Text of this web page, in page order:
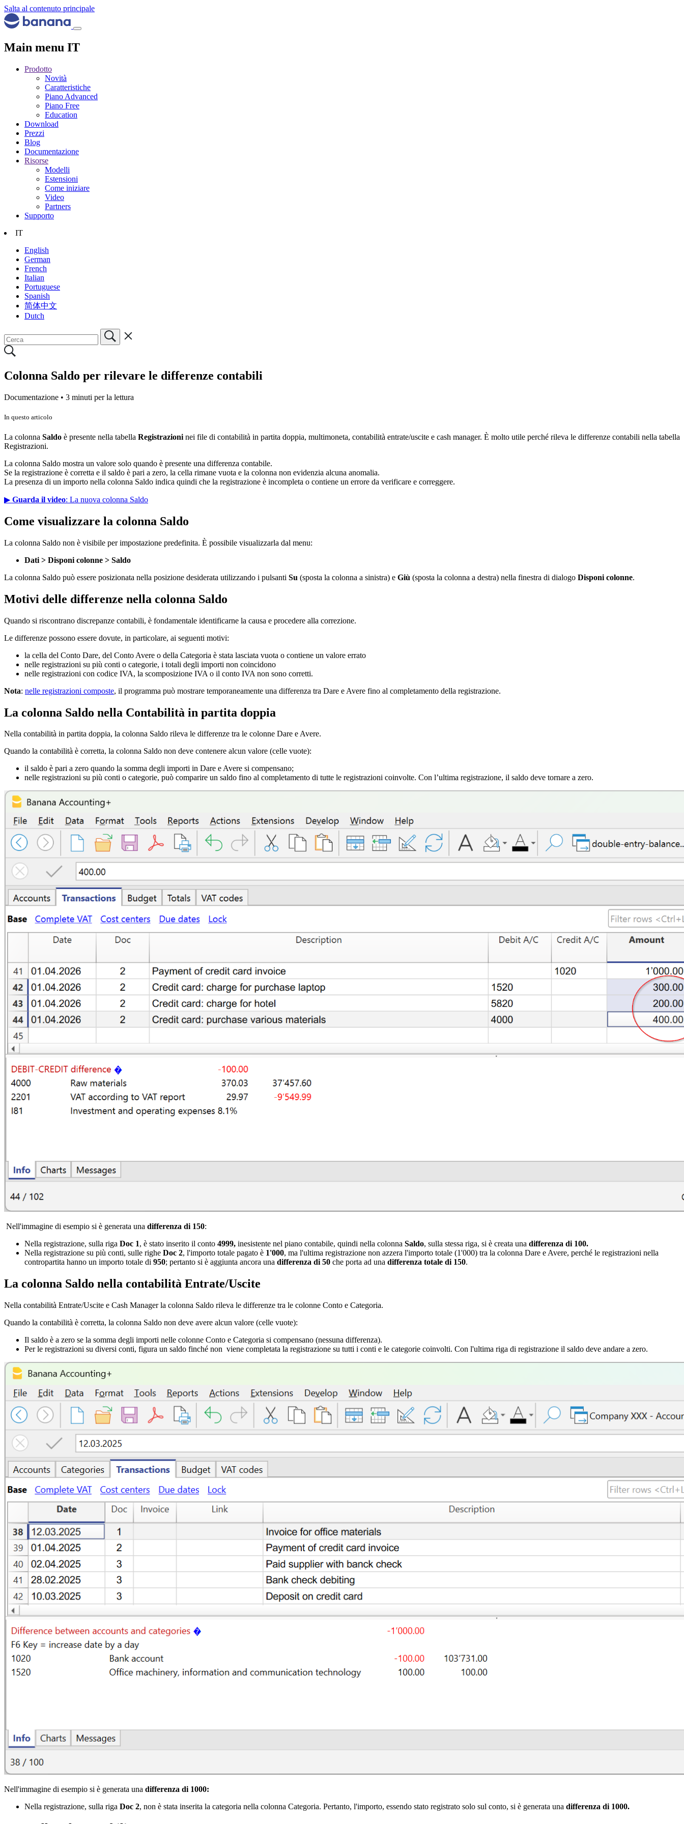
Salta al contenuto principale
Main menu IT
Prodotto
Novità
Caratteristiche
Piano Advanced
Piano Free
Education
Download
Prezzi
Blog
Documentazione
Risorse
Modelli
Estensioni
Come iniziare
Video
Partners
Supporto
IT
English
German
French
Italian
Portuguese
Spanish
简体中文
Dutch
Colonna Saldo per rilevare le differenze contabili
Documentazione • 3 minuti per la lettura
In questo articolo
La colonna Saldo è presente nella tabella Registrazioni nei file di contabilità in partita doppia, multimoneta, contabilità entrate/uscite e cash manager. È molto utile perché rileva le differenze contabili nella tabella
Registrazioni.
La colonna Saldo mostra un valore solo quando è presente una differenza contabile.
Se la registrazione è corretta e il saldo è pari a zero, la cella rimane vuota e la colonna non evidenzia alcuna anomalia.
La presenza di un importo nella colonna Saldo indica quindi che la registrazione è incompleta o contiene un errore da verificare e correggere.
▶ Guarda il video: La nuova colonna Saldo
Come visualizzare la colonna Saldo
La colonna Saldo non è visibile per impostazione predefinita. È possibile visualizzarla dal menu:
Dati > Disponi colonne > Saldo
La colonna Saldo può essere posizionata nella posizione desiderata utilizzando i pulsanti Su (sposta la colonna a sinistra) e Giù (sposta la colonna a destra) nella finestra di dialogo Disponi colonne.
Motivi delle differenze nella colonna Saldo
Quando si riscontrano discrepanze contabili, è fondamentale identificarne la causa e procedere alla correzione.
Le differenze possono essere dovute, in particolare, ai seguenti motivi:
la cella del Conto Dare, del Conto Avere o della Categoria è stata lasciata vuota o contiene un valore errato
nelle registrazioni su più conti o categorie, i totali degli importi non coincidono
nelle registrazioni con codice IVA, la scomposizione IVA o il conto IVA non sono corretti.
Nota: nelle registrazioni composte, il programma può mostrare temporaneamente una differenza tra Dare e Avere fino al completamento della registrazione.
La colonna Saldo nella Contabilità in partita doppia
Nella contabilità in partita doppia, la colonna Saldo rileva le differenze tra le colonne Dare e Avere.
Quando la contabilità è corretta, la colonna Saldo non deve contenere alcun valore (celle vuote):
il saldo è pari a zero quando la somma degli importi in Dare e Avere si compensano;
nelle registrazioni su più conti o categorie, può comparire un saldo fino al completamento di tutte le registrazioni coinvolte. Con l’ultima registrazione, il saldo deve tornare a zero.
Nell'immagine di esempio si è generata una differenza di 150:
Nella registrazione, sulla riga Doc 1, è stato inserito il conto 4999, inesistente nel piano contabile, quindi nella colonna Saldo, sulla stessa riga, si è creata una differenza di 100.
Nella registrazione su più conti, sulle righe Doc 2, l'importo totale pagato è 1'000, ma l'ultima registrazione non azzera l'importo totale (1'000) tra la colonna Dare e Avere, perché le registrazioni nella
contropartita hanno un importo totale di 950; pertanto si è aggiunta ancora una differenza di 50 che porta ad una differenza totale di 150.
La colonna Saldo nella contabilità Entrate/Uscite
Nella contabilità Entrate/Uscite e Cash Manager la colonna Saldo rileva le differenze tra le colonne Conto e Categoria.
Quando la contabilità è corretta, la colonna Saldo non deve avere alcun valore (celle vuote):
Il saldo è a zero se la somma degli importi nelle colonne Conto e Categoria si compensano (nessuna differenza).
Per le registrazioni su diversi conti, figura un saldo finché non viene completata la registrazione su tutti i conti e le categorie coinvolti. Con l'ultima riga di registrazione il saldo deve andare a zero.
Nell'immagine di esempio si è generata una differenza di 1000:
Nella registrazione, sulla riga Doc 2, non è stata inserita la categoria nella colonna Categoria. Pertanto, l'importo, essendo stato registrato solo sul conto, si è generata una differenza di 1000.